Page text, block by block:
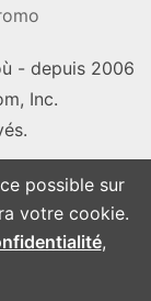
possible sur
votre cookie.
,
- depuis 2006
Inc.